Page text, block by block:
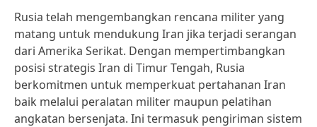
Rusia telah mengembangkan rencana militer yang
matang untuk mendukung Iran jika terjadi serangan
dari Amerika Serikat. Dengan mempertimbangkan
posisi strategis Iran di Timur Tengah, Rusia
berkomitmen untuk memperkuat pertahanan Iran
baik melalui peralatan militer maupun pelatihan
angkatan bersenjata. Ini termasuk pengiriman sistem